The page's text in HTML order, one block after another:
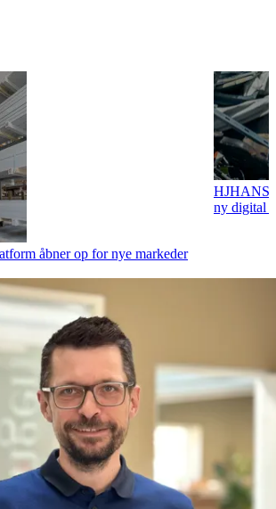
åbner op for nye markeder
ny digital